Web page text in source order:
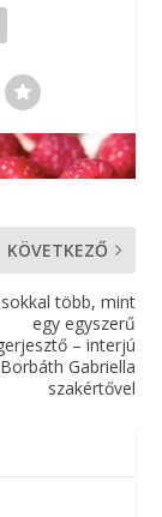
KÖVETKEZŐ
több, mint
egy egyszerű
– interjú
Borbáth Gabriella
szakértővel